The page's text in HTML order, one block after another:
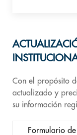
Con el propósito
actualizado y
su información
Formulario